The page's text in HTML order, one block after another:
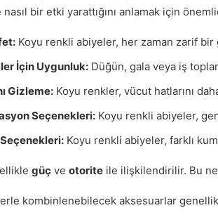
bir etki yarattığını anlamak için
Koyu renkli abiyeler, her zaman zarif
İçin Uygunluk: Düğün, gala veya iş
Gizleme: Koyu renkler, vücut hatlarını
Seçenekleri: Koyu renkli abiyeler,
Koyu renkli abiyeler, farklı
güç ve otorite ile ilişkilendirilir. Bu
kombinlenebilecek aksesuarlar